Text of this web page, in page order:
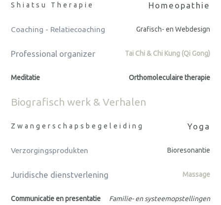
Shiatsu Therapie Homeopathie
Coaching - Relatiecoaching Grafisch- en Webdesign
Professional organizer Tai Chi & Chi Kung (Qi Gong)
Meditatie Orthomoleculaire therapie
Biografisch werk & Verhalen
Zwangerschapsbegeleiding Yoga
Verzorgingsprodukten Bioresonantie
Juridische dienstverlening Massage
Communicatie en presentatie Familie- en systeemopstellingen